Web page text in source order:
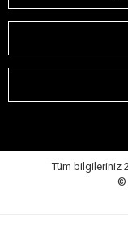
Tüm bilgileriniz
©